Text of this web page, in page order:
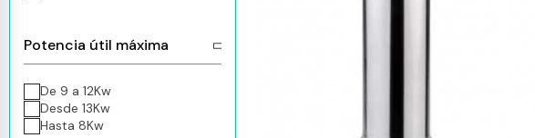
Potencia útil máxima
De 9 a 12Kw
Desde 13Kw
Hasta 8Kw